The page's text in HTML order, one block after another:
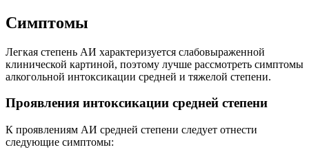
Симптомы
Легкая степень АИ характеризуется слабовыраженной
клинической картиной, поэтому лучше рассмотреть симптомы
алкогольной интоксикации средней и тяжелой степени.
Проявления интоксикации средней степени
К проявлениям АИ средней степени следует отнести
следующие симптомы: